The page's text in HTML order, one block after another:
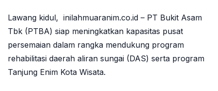
Lawang kidul, inilahmuaranim.co.id – PT Bukit Asam
Tbk (PTBA) siap meningkatkan kapasitas pusat
persemaian dalam rangka mendukung program
rehabilitasi daerah aliran sungai (DAS) serta program
Tanjung Enim Kota Wisata.